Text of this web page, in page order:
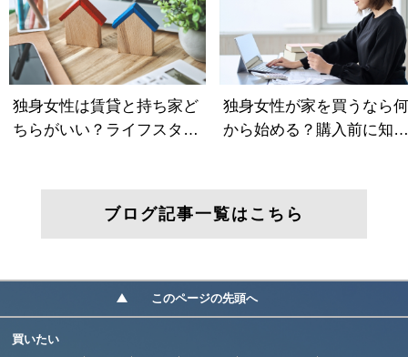
ブログ記事一覧はこちら
このページの先頭へ
買いたい